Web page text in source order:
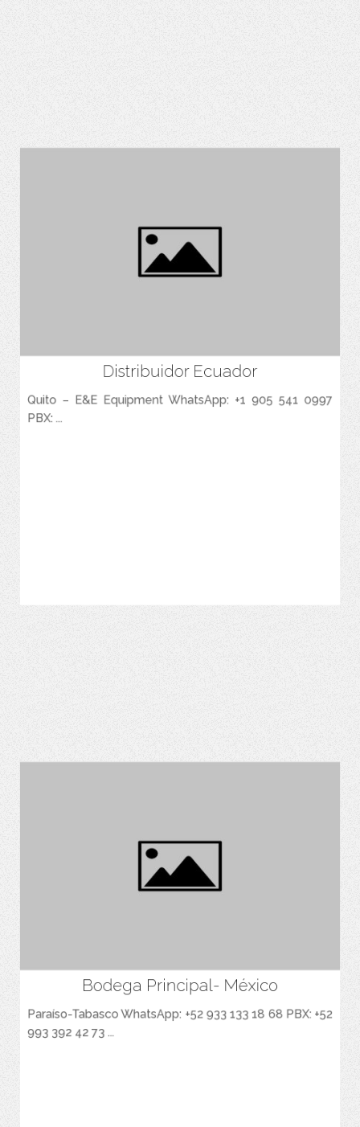
Distribuidor Ecuador
Quito – E&E Equipment WhatsApp: +1 905 541 0997
PBX: ...
Espacio para agregar las Caracteristicas Principales del Producto.
Bodega Principal- México
Paraíso-Tabasco WhatsApp: +52 933 133 18 68 PBX: +52
993 392 42 73 ...
Espacio para agregar las Caracteristicas Principales del Producto.